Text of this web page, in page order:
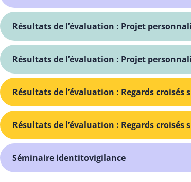
Résultats de l’évaluation : Projet
Résultats de l’évaluation : Projet
Résultats de l’évaluation : Regards
Résultats de l’évaluation : Regards croisés
Séminaire identitovigilance